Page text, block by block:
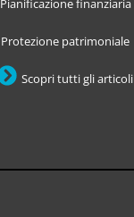
Pianificazione finanziaria
Protezione patrimoniale
Scopri tutti gli articoli